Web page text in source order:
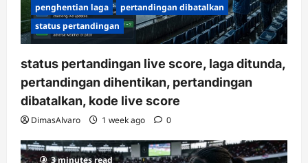
penghentian laga
pertandingan dibatalkan
status pertandingan
status pertandingan live score, laga ditunda,
pertandingan dihentikan, pertandingan
dibatalkan, kode live score
DimasAlvaro 1 week ago 0
3 minutes read